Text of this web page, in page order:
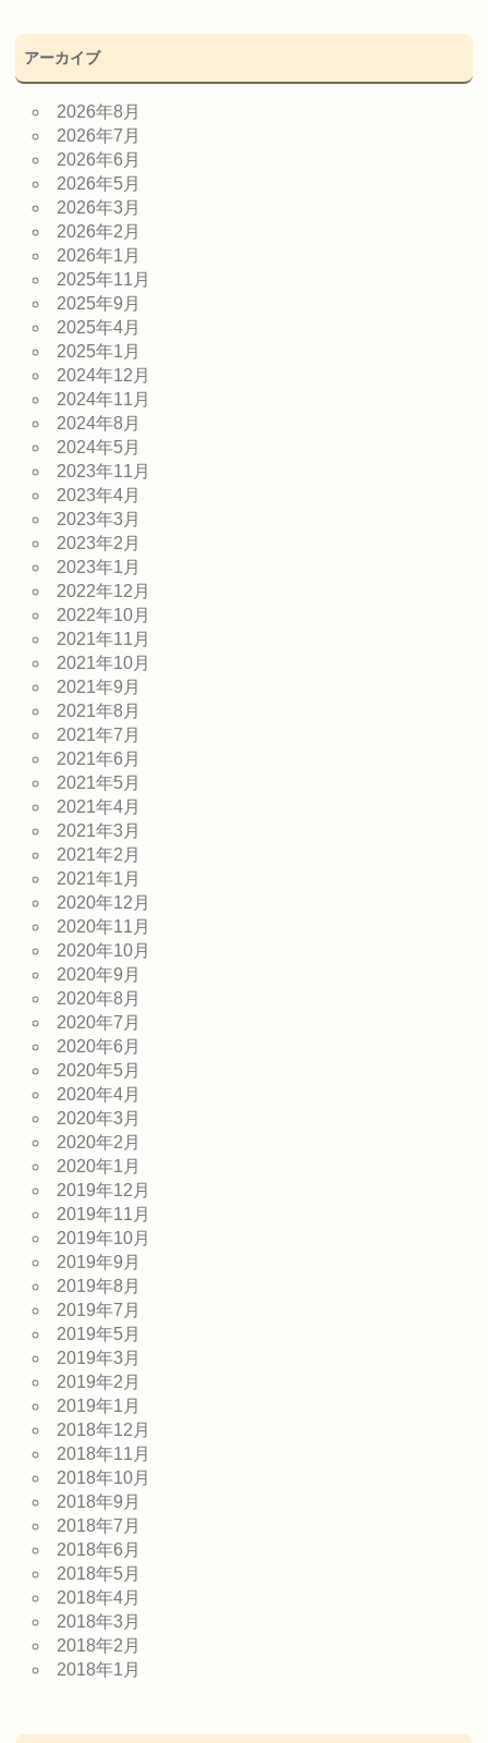
アーカイブ
2026年8月
2026年7月
2026年6月
2026年5月
2026年3月
2026年2月
2026年1月
2025年11月
2025年9月
2025年4月
2025年1月
2024年12月
2024年11月
2024年8月
2024年5月
2023年11月
2023年4月
2023年3月
2023年2月
2023年1月
2022年12月
2022年10月
2021年11月
2021年10月
2021年9月
2021年8月
2021年7月
2021年6月
2021年5月
2021年4月
2021年3月
2021年2月
2021年1月
2020年12月
2020年11月
2020年10月
2020年9月
2020年8月
2020年7月
2020年6月
2020年5月
2020年4月
2020年3月
2020年2月
2020年1月
2019年12月
2019年11月
2019年10月
2019年9月
2019年8月
2019年7月
2019年5月
2019年3月
2019年2月
2019年1月
2018年12月
2018年11月
2018年10月
2018年9月
2018年7月
2018年6月
2018年5月
2018年4月
2018年3月
2018年2月
2018年1月